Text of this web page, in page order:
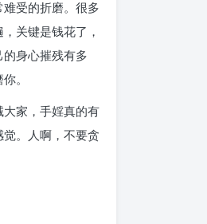
受的折磨。很多
关键是钱花了，
身心摧残有多
。
家，手婬真的有
。人啊，不要贪